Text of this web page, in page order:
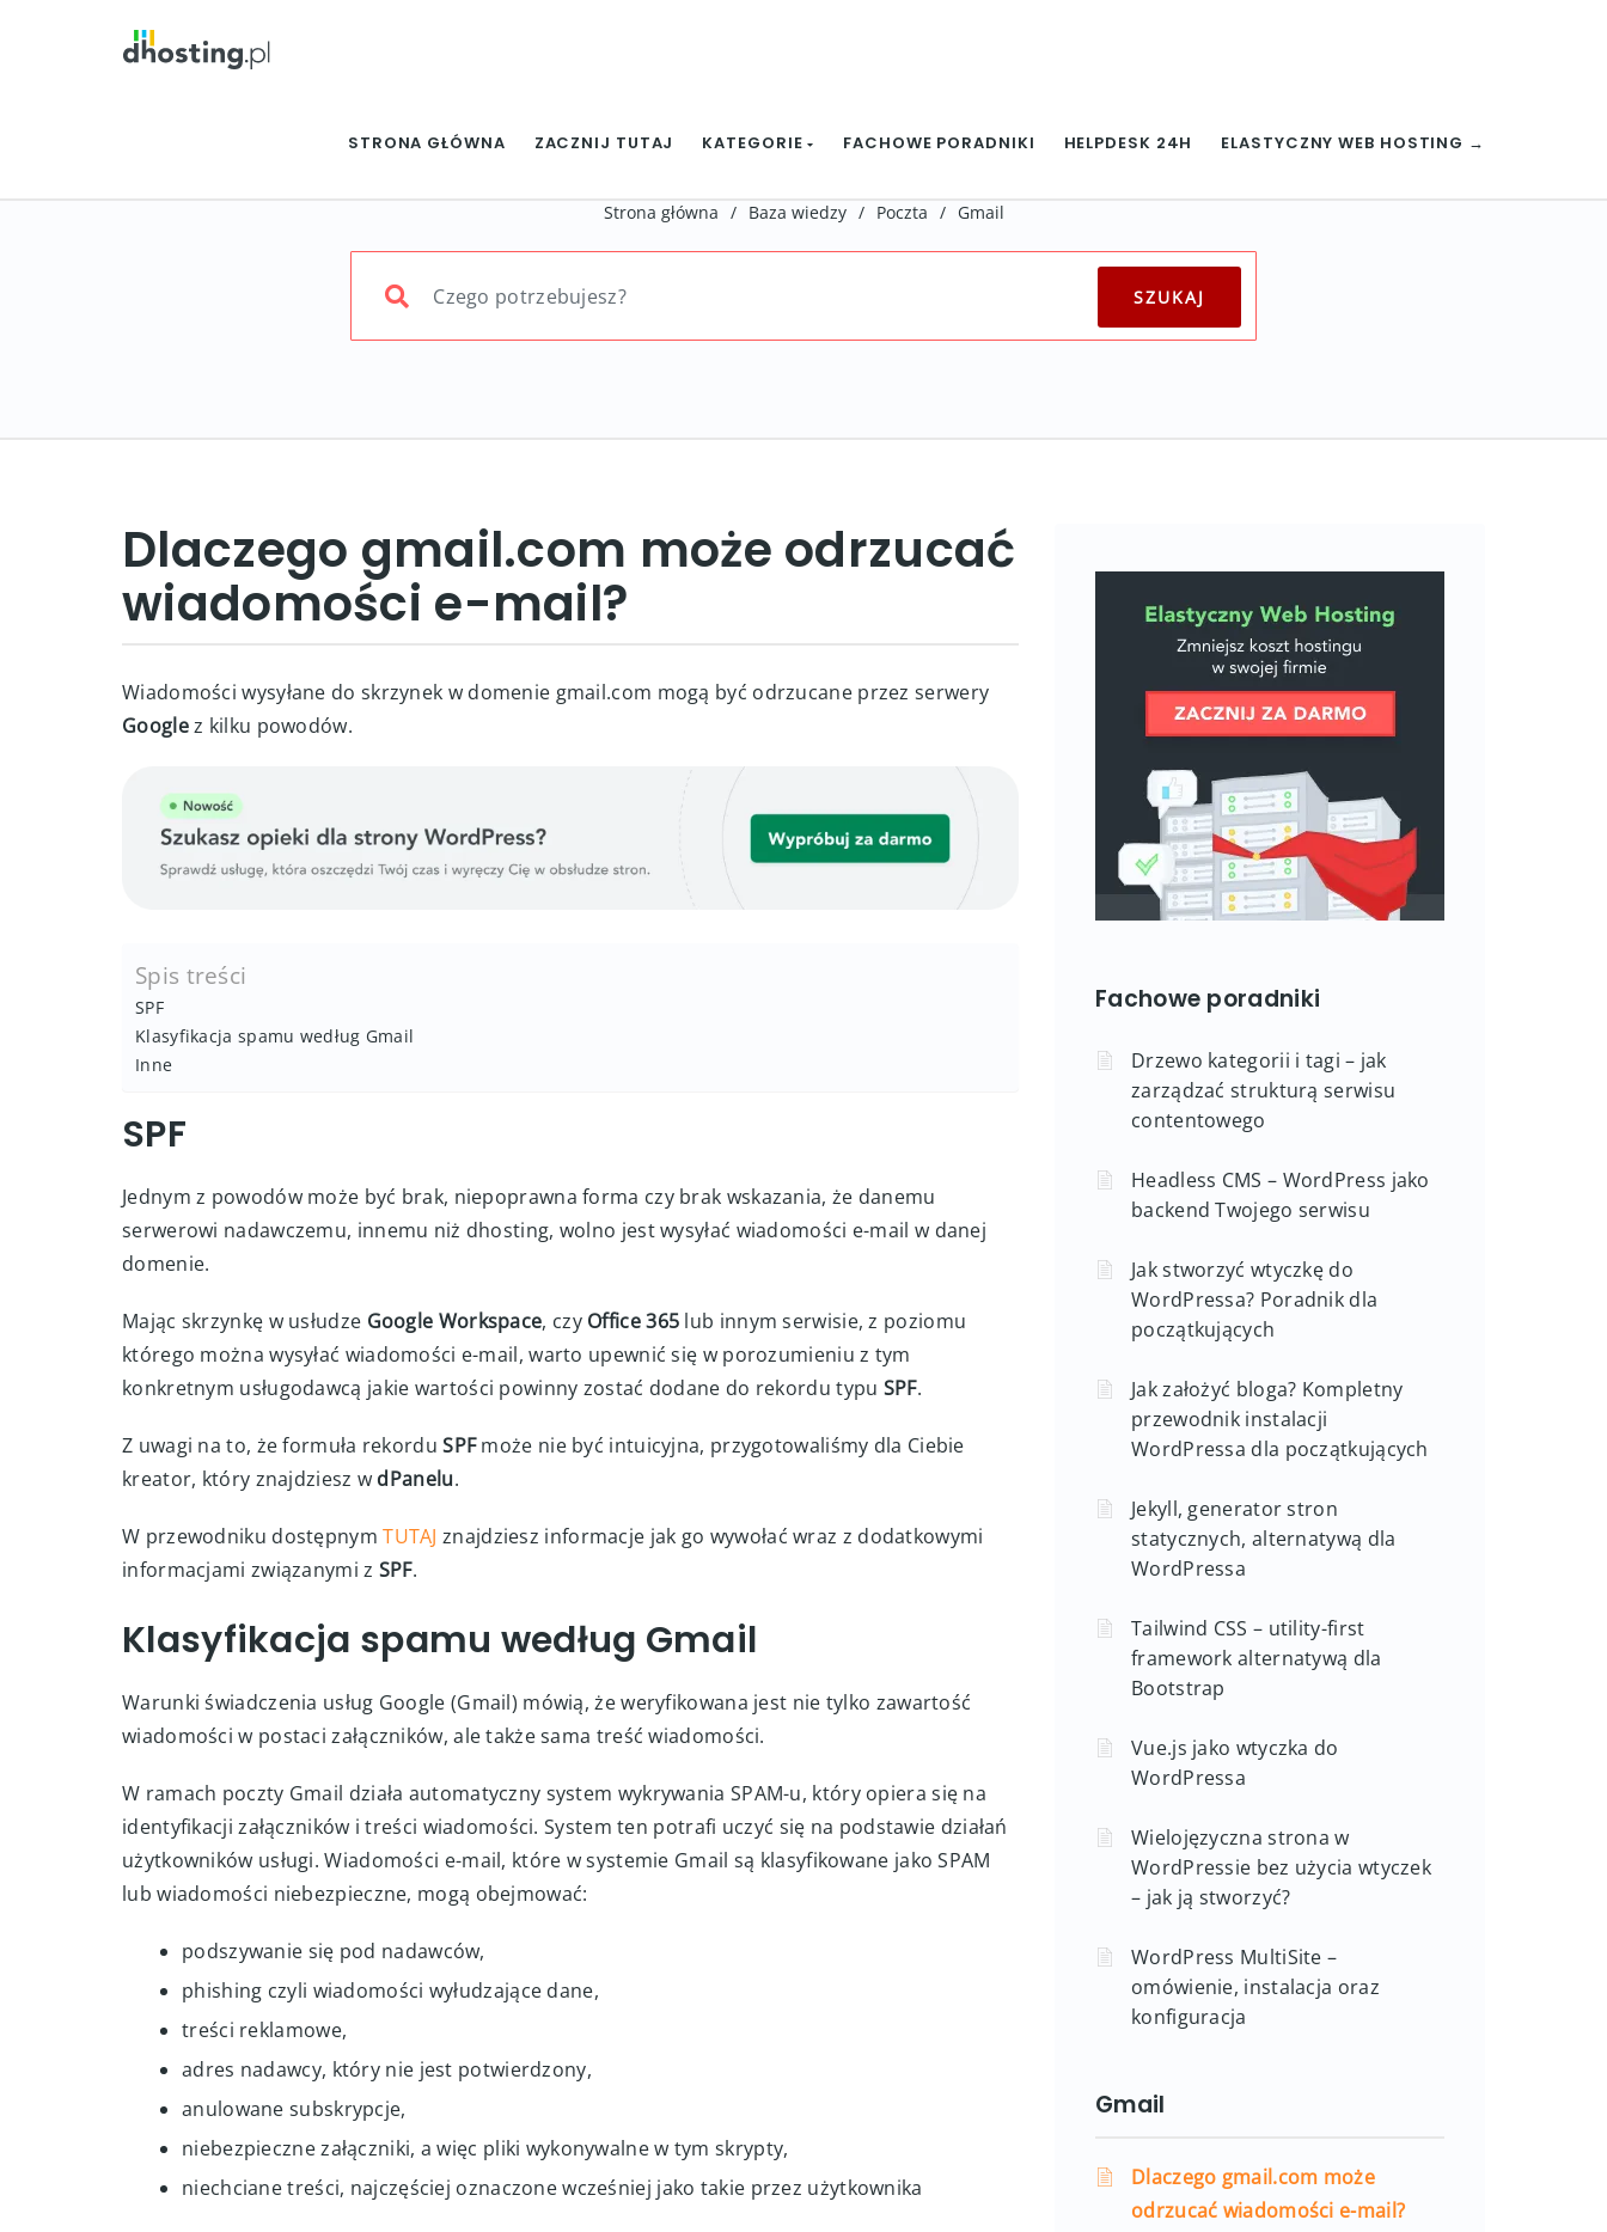
STRONA GŁÓWNA ZACZNIJ TUTAJ KATEGORIE FACHOWE PORADNIKI HELPDESK 24H ELASTYCZNY WEB HOSTING →
Strona główna / Baza wiedzy / Poczta / Gmail
Dlaczego gmail.com może odrzucać
wiadomości e-mail?
Wiadomości wysyłane do skrzynek w domenie gmail.com mogą być odrzucane przez serwery
Googlez kilku powodów.
Spis treści
SPF
Klasyfikacja spamu według Gmail
Inne
SPF
Jednym z powodów może być brak, niepoprawna forma czy brak wskazania, że danemu
serwerowi nadawczemu, innemu niż dhosting, wolno jest wysyłać wiadomości e-mail w danej
domenie.
Mając skrzynkę w usłudze Google Workspace, czy Office 365 lub innym serwisie, z poziomu
którego można wysyłać wiadomości e-mail, warto upewnić się w porozumieniu z tym
konkretnym usługodawcą jakie wartości powinny zostać dodane do rekordu typu SPF.
Z uwagi na to, że formuła rekorduSPFmoże nie być intuicyjna, przygotowaliśmy dla Ciebie
kreator, który znajdziesz w dPanelu.
W przewodniku dostępnymTUTAJ znajdziesz informacje jak go wywołać wraz z dodatkowymi
informacjami związanymi z SPF.
Klasyfikacja spamu według Gmail
Warunki świadczenia usług Google (Gmail) mówią, że weryfikowana jest nie tylko zawartość
wiadomości w postaci załączników, ale także sama treść wiadomości.
W ramach poczty Gmail działa automatyczny system wykrywania SPAM-u, który opiera się na
identyfikacji załączników i treści wiadomości. System ten potrafi uczyć się na podstawie działań
użytkowników usługi. Wiadomości e-mail, które w systemie Gmail są klasyfikowane jako SPAM
lub wiadomości niebezpieczne, mogą obejmować:
podszywanie się pod nadawców,
phishing czyli wiadomości wyłudzające dane,
treści reklamowe,
adres nadawcy, który nie jest potwierdzony,
anulowane subskrypcje,
niebezpieczne załączniki, a więc pliki wykonywalne w tym skrypty,
niechciane treści, najczęściej oznaczone wcześniej jako takie przez użytkownika
Fachowe poradniki
Drzewo kategorii i tagi – jak
zarządzać strukturą serwisu
contentowego
Headless CMS – WordPress jako
backend Twojego serwisu
Jak stworzyć wtyczkę do
WordPressa? Poradnik dla
początkujących
Jak założyć bloga? Kompletny
przewodnik instalacji
WordPressa dla początkujących
Jekyll, generator stron
statycznych, alternatywą dla
WordPressa
Tailwind CSS – utility-first
framework alternatywą dla
Bootstrap
Vue.js jako wtyczka do
WordPressa
Wielojęzyczna strona w
WordPressie bez użycia wtyczek
– jak ją stworzyć?
WordPress MultiSite –
omówienie, instalacja oraz
konfiguracja
Gmail
Dlaczego gmail.com może
odrzucać wiadomości e-mail?